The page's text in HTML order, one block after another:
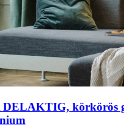
körkörös